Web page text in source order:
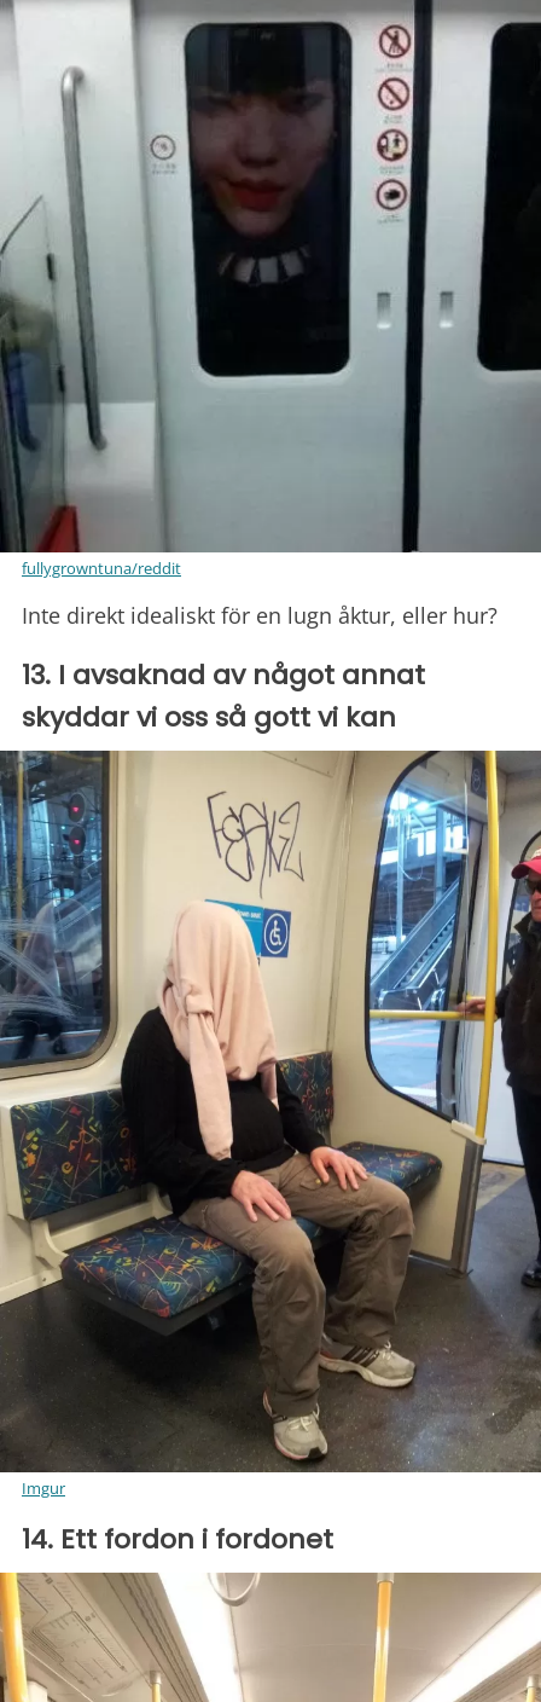
fullygrowntuna/reddit
Inte direkt idealiskt för en lugn åktur, eller hur?
13. I avsaknad av något annat
skyddar vi oss så gott vi kan
Imgur
14. Ett fordon i fordonet